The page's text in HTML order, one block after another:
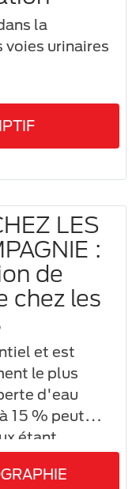
la
voies urinaires
LES
:
de
chez les
et est
le plus
d'eau
15 % peut
étant
de graisse ou